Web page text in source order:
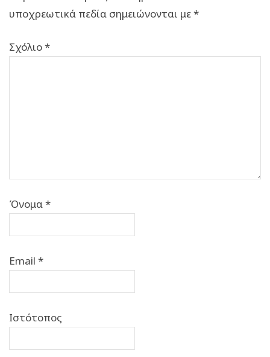
υποχρεωτικά πεδία σημειώνονται με*
Σχόλιο*
Όνομα *
Email *
Ιστότοπος